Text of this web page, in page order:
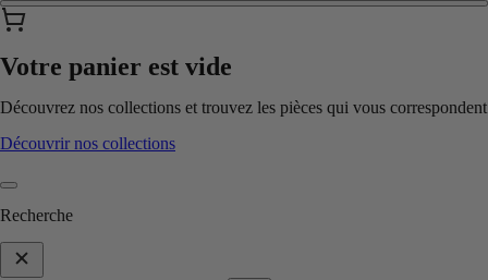
Votre panier est vide
Découvrez nos collections et trouvez les pièces qui vous correspondent
Découvrir nos collections
Recherche